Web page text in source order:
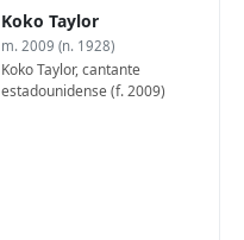
Koko Taylor
m. 2009 (n. 1928)
Koko Taylor, cantante
estadounidense (f. 2009)